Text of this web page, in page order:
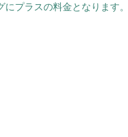
プラスの料金となります。